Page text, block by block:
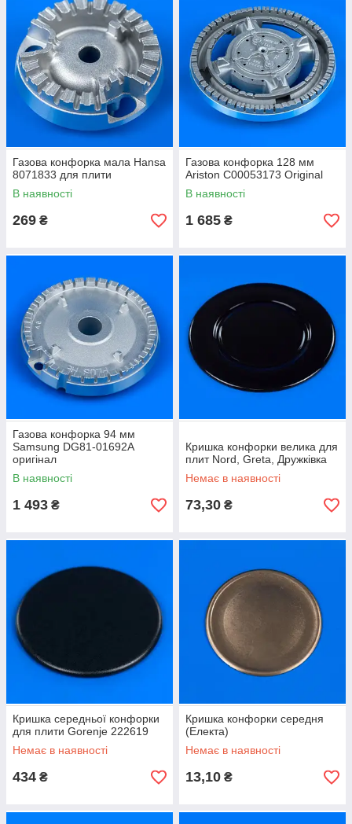
Газова конфорка мала Hansa
8071833 для плити
В наявності
269 ₴
Газова конфорка 128 мм
Ariston C00053173 Original
В наявності
1 685 ₴
Газова конфорка 94 мм
Samsung DG81-01692A
оригінал
В наявності
1 493 ₴
Кришка конфорки велика для
плит Nord, Greta, Дружківка
Немає в наявності
73,30 ₴
Кришка середньої конфорки
для плити Gorenje 222619
Немає в наявності
434 ₴
Кришка конфорки середня
(Електа)
Немає в наявності
13,10 ₴